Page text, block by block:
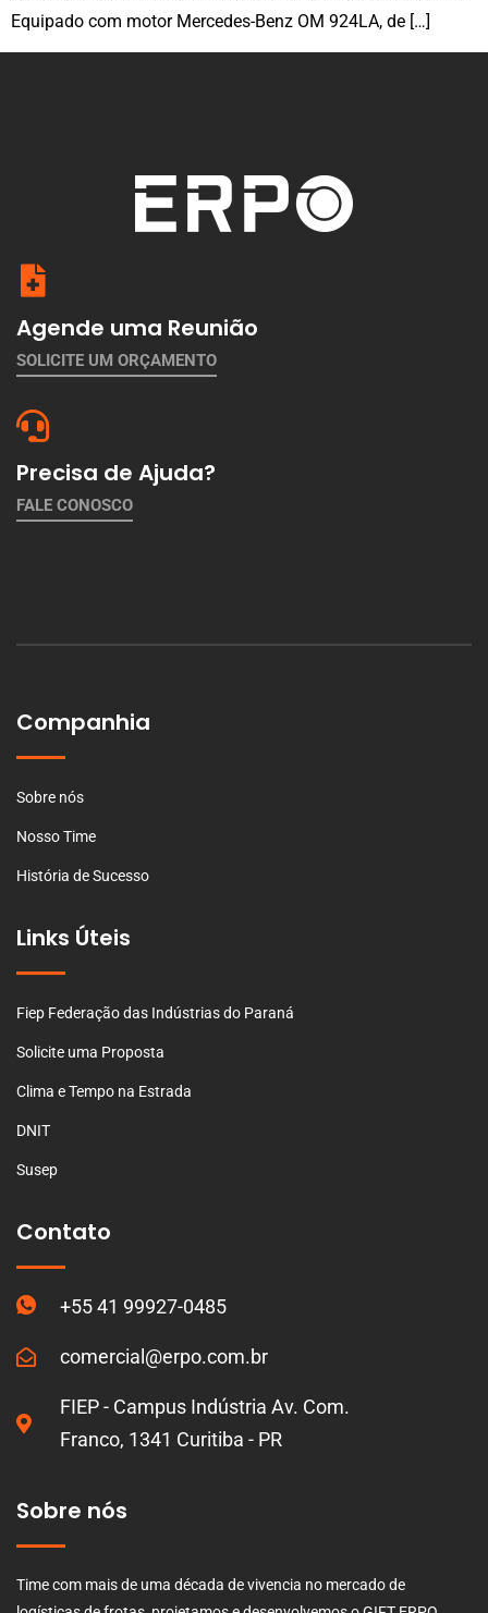
Equipado com motor Mercedes-Benz OM 924LA, de […]
Agende uma Reunião
SOLICITE UM ORÇAMENTO
Precisa de Ajuda?
FALE CONOSCO
Companhia
Sobre nós
Nosso Time
História de Sucesso
Links Úteis
Fiep Federação das Indústrias do Paraná
Solicite uma Proposta
Clima e Tempo na Estrada
DNIT
Susep
Contato
+55 41 99927-0485
comercial@erpo.com.br
FIEP - Campus Indústria Av. Com.
Franco, 1341 Curitiba - PR
Sobre nós
Time com mais de uma década de vivencia no mercado de